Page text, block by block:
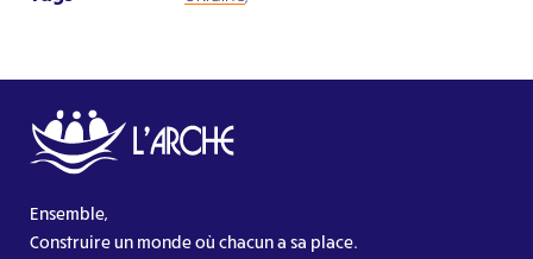
Ensemble,
Construire un monde où chacun a sa place.